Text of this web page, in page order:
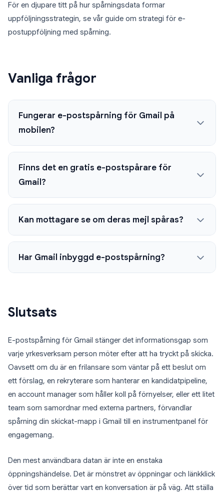
För en djupare titt på hur spårningsdata formar
uppföljningsstrategin, se vår guide om strategi för e-
postuppföljning med spårning.
Vanliga frågor
Fungerar e-postspårning för Gmail på
mobilen?
Finns det en gratis e-postspårare för
Gmail?
Kan mottagare se om deras mejl spåras?
Har Gmail inbyggd e-postspårning?
Slutsats
E-postspårning för Gmail stänger det informationsgap som
varje yrkesverksam person möter efter att ha tryckt på skicka.
Oavsett om du är en frilansare som väntar på ett beslut om
ett förslag, en rekryterare som hanterar en kandidatpipeline,
en account manager som håller koll på förnyelser, eller ett litet
team som samordnar med externa partners, förvandlar
spårning din skickat-mapp i Gmail till en instrumentpanel för
engagemang.
Den mest användbara datan är inte en enstaka
öppningshändelse. Det är mönstret av öppningar och länkklick
över tid som berättar vart en konversation är på väg. Att ställa